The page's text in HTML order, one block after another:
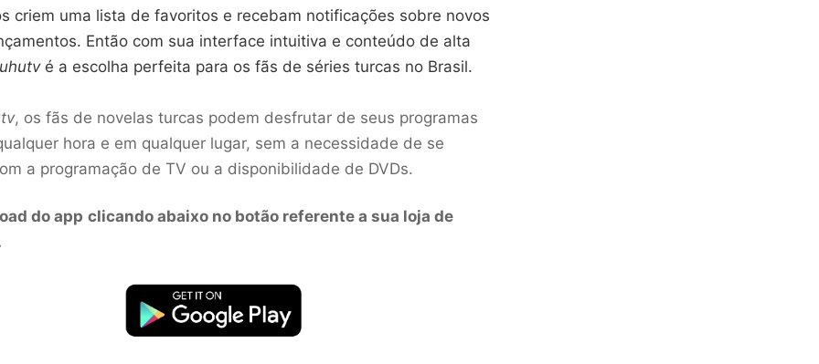
criem uma lista de favoritos e recebam notificações sobre novos
Então com sua interface intuitiva e conteúdo de alta
é a escolha perfeita para os fãs de séries turcas no Brasil.
, os fãs de novelas turcas podem desfrutar de seus programas
hora e em qualquer lugar, sem a necessidade de se
a programação de TV ou a disponibilidade de DVDs.
do app clicando abaixo no botão referente a sua loja de